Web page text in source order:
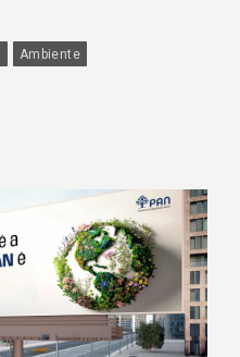
Ambiente